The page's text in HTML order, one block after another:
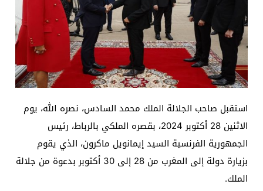
استقبل صاحب الجلالة الملك محمد السادس، نصره الله، يوم
الاثنين 28 أكتوبر 2024، بقصره الملكي بالرباط، رئيس
الجمهورية الفرنسية السيد إيمانويل ماكرون، الذي يقوم
بزيارة دولة إلى المغرب من 28 إلى 30 أكتوبر بدعوة من جلالة
الملك.